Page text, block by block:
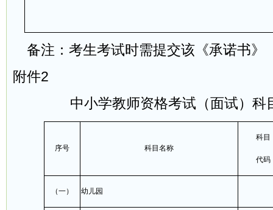
备注：考生考试时需提交该《承诺书》
附件2
中小学教师资格考试（面试）科
序号 科目名称
科目
代码
（一） 幼儿园